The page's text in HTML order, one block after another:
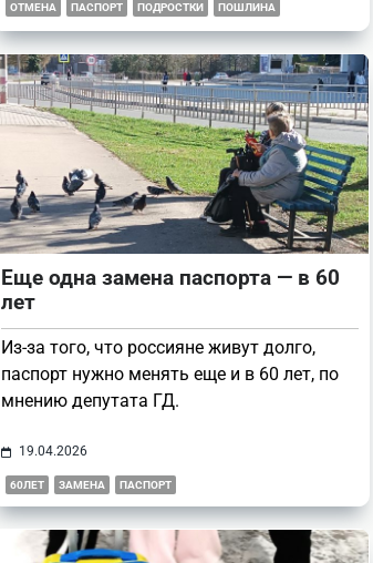
ОТМЕНА ПАСПОРТ ПОДРОСТКИ ПОШЛИНА
Еще одна замена паспорта — в 60
лет
Из-за того, что россияне живут долго,
паспорт нужно менять еще и в 60 лет, по
мнению депутата ГД.
19.04.2026
60ЛЕТ ЗАМЕНА ПАСПОРТ